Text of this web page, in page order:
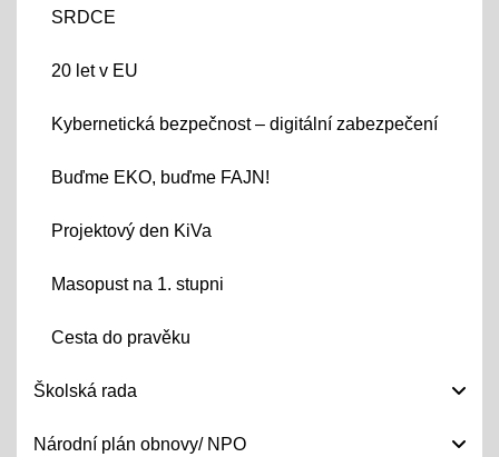
SRDCE
20 let v EU
Kybernetická bezpečnost – digitální zabezpečení
Buďme EKO, buďme FAJN!
Projektový den KiVa
Masopust na 1. stupni
Cesta do pravěku
Školská rada
Národní plán obnovy/ NPO